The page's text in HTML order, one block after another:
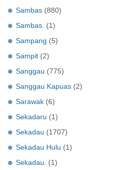
Sambas (880)
Sambas. (1)
Sampang (5)
Sampit (2)
Sanggau (775)
Sanggau Kapuas (2)
Sarawak (6)
Sekadaru (1)
Sekadau (1707)
Sekadau Hulu (1)
Sekadau.
(1)